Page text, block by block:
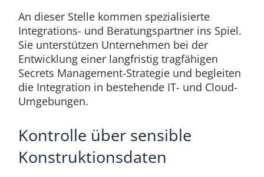
An dieser Stelle kommen spezialisierte
Integrations- und Beratungspartner ins Spiel.
Sie unterstützen Unternehmen bei der
Entwicklung einer langfristig tragfähigen
Secrets Management-Strategie und begleiten
die Integration in bestehende IT- und Cloud-
Umgebungen.
Kontrolle über sensible
Konstruktionsdaten